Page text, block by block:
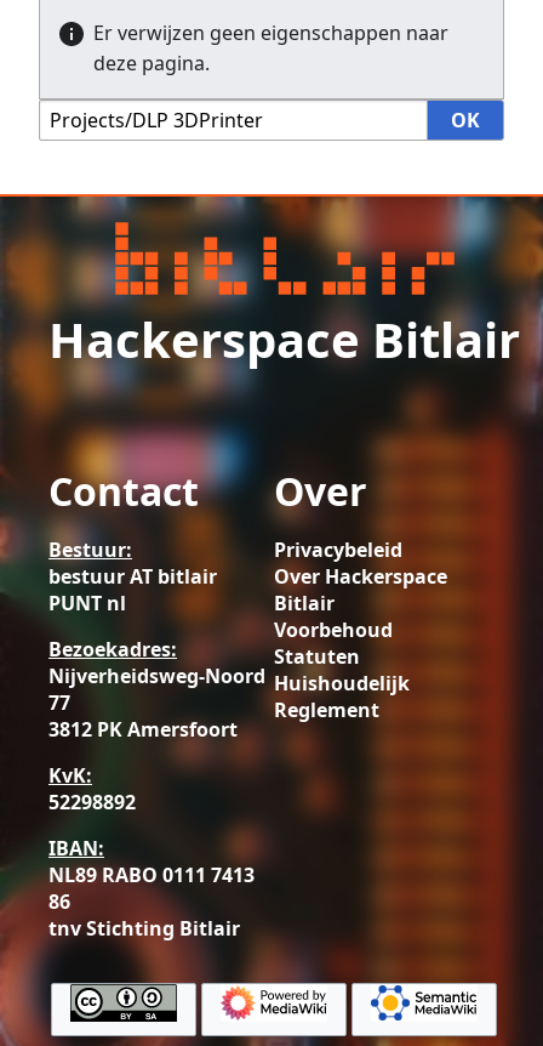
Er verwijzen geen eigenschappen naar
deze pagina.
Hackerspace Bitlair
Contact
Bestuur:
bestuur AT bitlair
PUNT nl
Bezoekadres:
Nijverheidsweg-Noord
77
3812 PK Amersfoort
KvK:
52298892
IBAN:
NL89 RABO 0111 7413
86
tnv Stichting Bitlair
Over
Privacybeleid
Over Hackerspace
Bitlair
Voorbehoud
Statuten
Huishoudelijk
Reglement